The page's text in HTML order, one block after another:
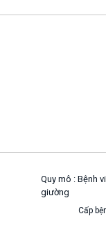
Quy mô :Bệnh
giường
Cấp